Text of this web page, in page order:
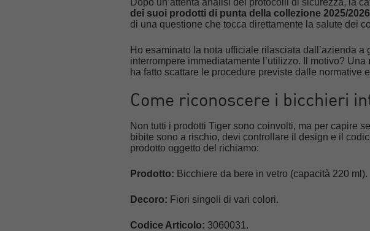
dei suoi prodotti di punta della collezione 2025/2026
di una questione che tocca direttamente la salute dei
Ho esaminato la nota ufficiale rilasciata dall’azienda
interrompere immediatamente l’utilizzo. Il motivo? Una
ha fatto scattare le procedure previste dalle normative
Come riconoscere i bicchieri
Non tutti i prodotti Tiger sono coinvolti, ma per capire
bibite sono a rischio, devi controllare il design e il
prodotto oggetto del richiamo:
Prodotto: Bicchiere da bere in vetro (capacità 220 ml).
Decoro: Fiori singoli di vari colori.
Codice Articolo: 3060031.